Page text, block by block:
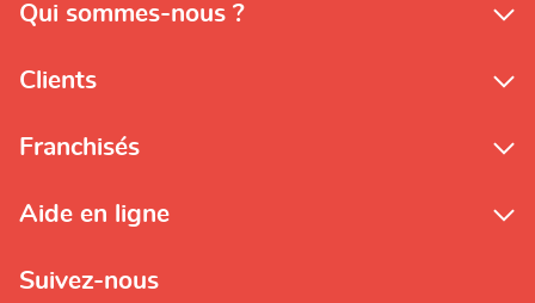
Qui sommes-nous ?
Clients
Franchisés
Aide en ligne
Suivez-nous